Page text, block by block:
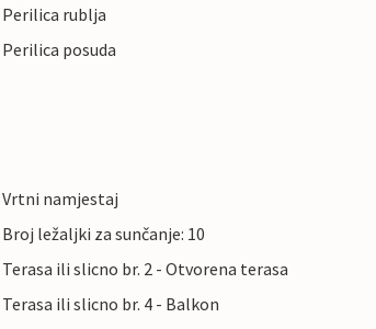
Perilica rublja
Perilica posuda
Vrtni namjestaj
Broj ležaljki za sunčanje: 10
Terasa ili slicno br. 2 - Otvorena terasa
Terasa ili slicno br. 4 - Balkon